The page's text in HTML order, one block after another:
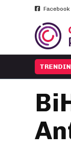
Facebook